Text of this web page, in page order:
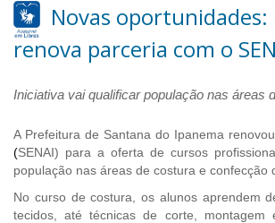
Novas
renova parceria com o
Iniciativa vai qualificar população nas áreas
A Prefeitura de Santana do Ipanema
(SENAI) para a oferta de cursos
população nas áreas de costura e confecção
No curso de costura, os alunos aprendem
tecidos, até técnicas de corte,